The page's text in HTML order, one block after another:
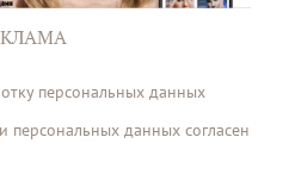
персональных данных
персональных данных согласен